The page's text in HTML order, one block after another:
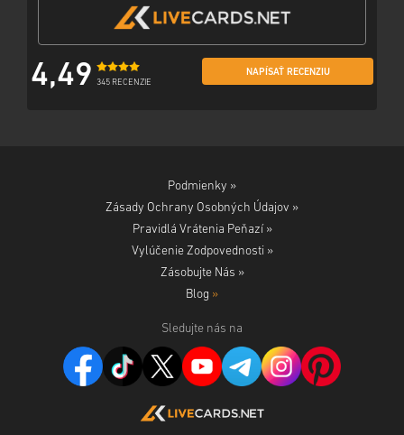
4,49 345 RECENZIE
NAPÍSAŤ RECENZIU
Podmienky »
Zásady Ochrany Osobných Údajov »
Pravidlá Vrátenia Peňazí »
Vylúčenie Zodpovednosti »
Zásobujte Nás »
Blog »
Sledujte nás na